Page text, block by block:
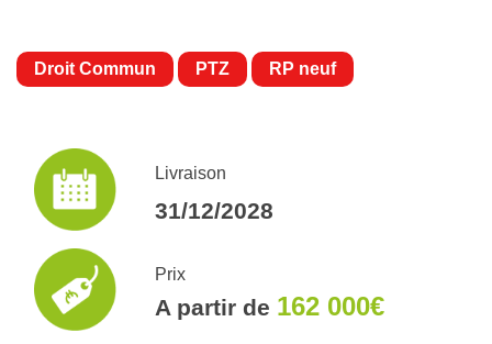
Droit Commun PTZ RP neuf
Livraison
31/12/2028
Prix
A partir de 162 000€